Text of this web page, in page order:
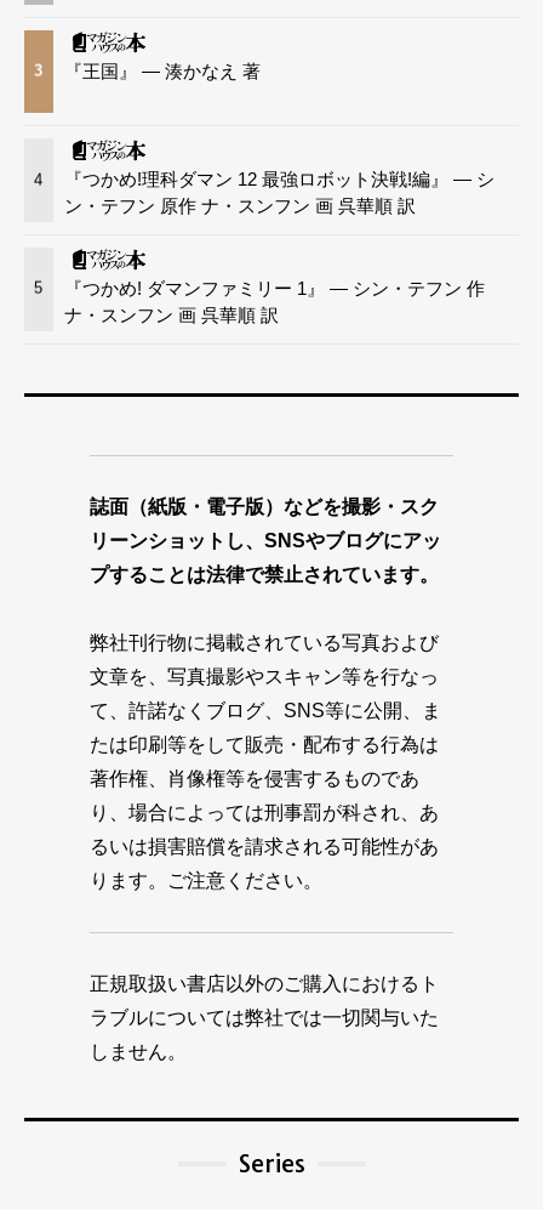
3 『王国』 — 湊かなえ 著
4
『つかめ!理科ダマン 12 最強ロボット決戦!編』 — シ
ン・テフン 原作 ナ・スンフン 画 呉華順 訳
5
『つかめ! ダマンファミリー 1』 — シン・テフン 作
ナ・スンフン 画 呉華順 訳
誌面（紙版・電子版）などを撮影・スク
リーンショットし、SNSやブログにアッ
プすることは法律で禁止されています。
弊社刊行物に掲載されている写真および
文章を、写真撮影やスキャン等を行なっ
て、許諾なくブログ、SNS等に公開、ま
たは印刷等をして販売・配布する行為は
著作権、肖像権等を侵害するものであ
り、場合によっては刑事罰が科され、あ
るいは損害賠償を請求される可能性があ
ります。ご注意ください。
正規取扱い書店以外のご購入におけるト
ラブルについては弊社では一切関与いた
しません。
Series